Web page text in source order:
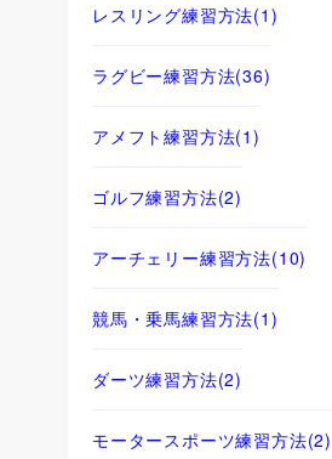
レスリング練習方法(1)
ラグビー練習方法(36)
アメフト練習方法(1)
ゴルフ練習方法(2)
アーチェリー練習方法(10)
競馬・乗馬練習方法(1)
ダーツ練習方法(2)
モータースポーツ練習方法(2)